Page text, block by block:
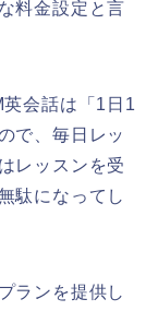
料金設定と言
会話は「1日1
で、毎日レッ
レッスンを受
駄になってし
ランを提供し